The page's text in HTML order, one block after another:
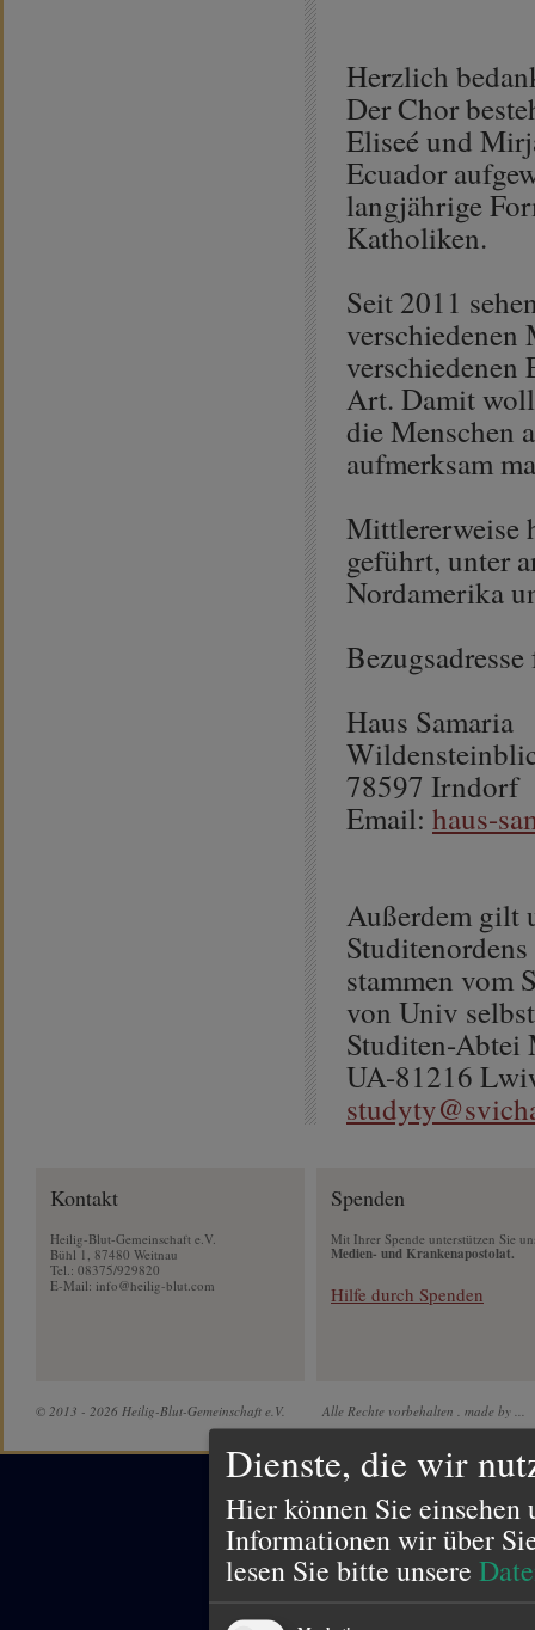
Herzlich
Der Chor
Eliseé und
Ecuador
langjährige
Katholiken.
Seit 2011
verschiedenen
verschiedenen
Art. Damit
die Menschen
aufmerksam
Mittlererweise
geführt, unter
Nordamerika
Haus Samaria
78597 Irndorf
Email: haus-
Außerdem gilt
stammen vom
von Univ
Studiten-Abtei
UA-81216
Kontakt
Heilig-Blut-Gemeinschaft e.V.
Bühl 1, 87480 Weitnau
Tel.: 08375/929820
E-Mail: info@heilig-blut.com
Spenden
Mit Ihrer Spende unterstützen Sie
Medien- und Krankenapostolat.
Hilfe durch Spenden
© 2013 - 2026 Heilig-Blut-Gemeinschaft e.V. Alle Rechte vorbehalten . made by ...
Dienste, die wir
Hier können Sie einsehen
Informationen wir über
lesen Sie bitte unsere